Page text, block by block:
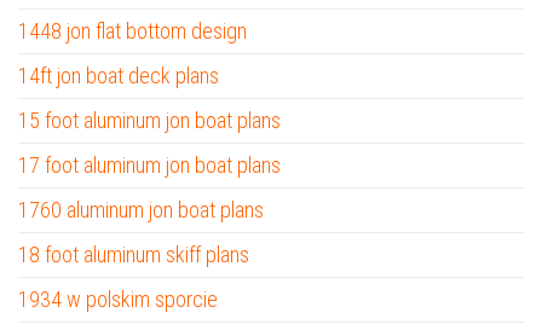
1448 jon flat bottom design
14ft jon boat deck plans
15 foot aluminum jon boat plans
17 foot aluminum jon boat plans
1760 aluminum jon boat plans
18 foot aluminum skiff plans
1934 w polskim sporcie